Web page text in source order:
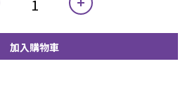
加入購物車